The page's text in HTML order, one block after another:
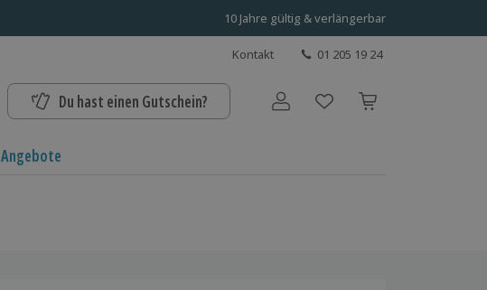
10 Jahre gültig & verlängerbar
Kontakt 01 205 19 24
Du hast einen Gutschein? Benutzerkonto
Angebote